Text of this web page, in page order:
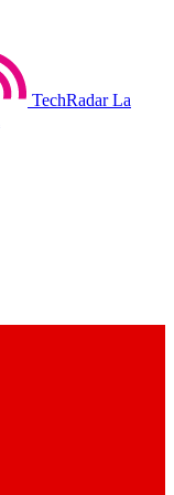
TechRadar La